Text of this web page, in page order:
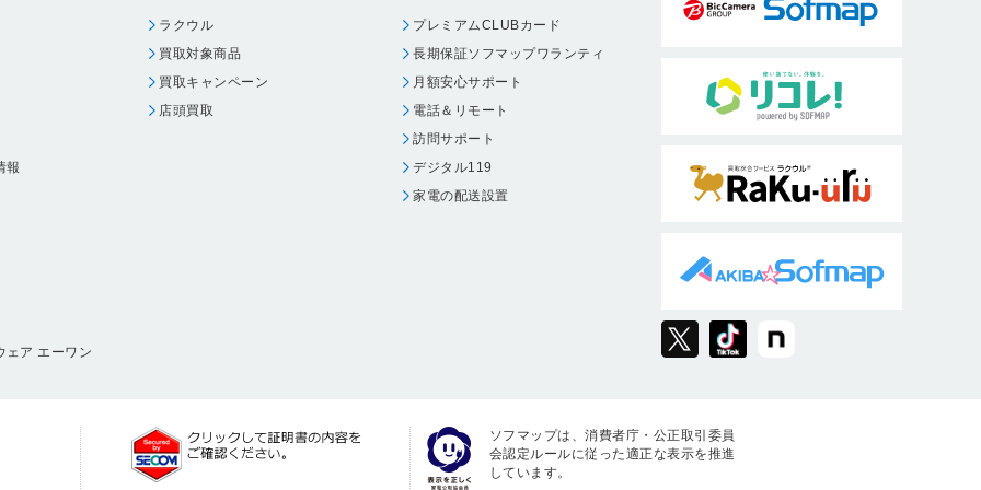
報
ェア エーワン
ラクウル
買取対象商品
買取キャンペーン
店頭買取
プレミアムCLUBカード
長期保証ソフマップワランティ
月額安心サポート
電話＆リモート
訪問サポート
デジタル119
家電の配送設置
ソフマップは、消費者庁・公正取引委員
会認定ルールに従った適正な表示を推進
しています。